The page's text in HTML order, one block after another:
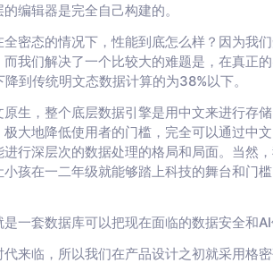
编辑器是完全自己构建的。
密态的情况下，性能到底怎么样？因为我
我们解决了一个比较大的难题是，在真正
到传统明文态数据计算的为38%以下。
生，整个底层数据引擎是用中文来进行存
大地降低使用者的门槛，完全可以通过中
行深层次的数据处理的格局和局面。当然
孩在一二年级就能够踏上科技的舞台和门
一套数据库可以把现在面临的数据安全和
来临，所以我们在产品设计之初就采用格